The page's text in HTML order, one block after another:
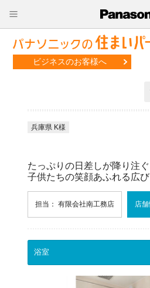
ビジネスのお客様へ
兵庫県 K様
たっぷりの日差しが降り注ぐ
子供たちの笑顔あふれる広び
担当： 有限会社南工務店 店